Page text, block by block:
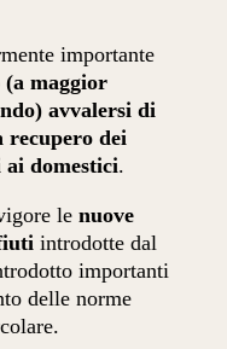
importante
(a maggior
avvalersi di
recupero dei
domestici.
lenuove
introdotte dal
importanti
delle norme